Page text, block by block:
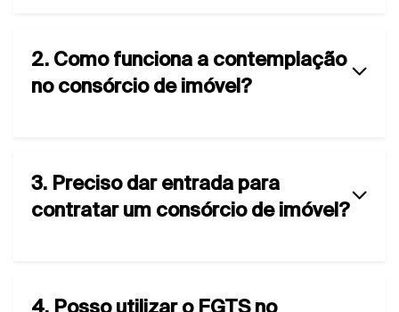
2. Como funciona a contemplação
no consórcio de imóvel?
3. Preciso dar entrada para
contratar um consórcio de imóvel?
4. Posso utilizar o FGTS no